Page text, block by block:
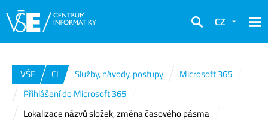
Hledat
CZ
VŠE CI Služby, návody, postupy
Microsoft 365
Přihlášení do Microsoft 365
Lokalizace názvů složek, změna časového pásma